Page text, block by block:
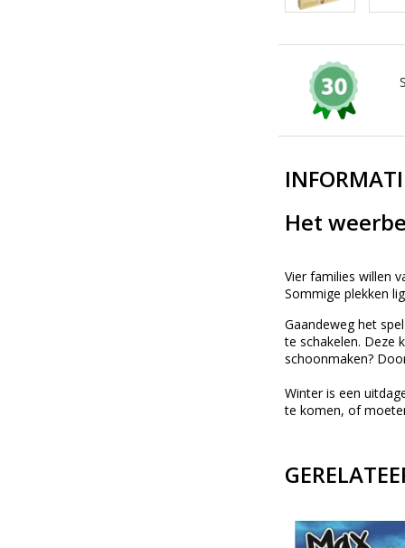
Het
Vier families willen
Sommige plekken
Gaandeweg het
te schakelen. Deze
schoonmaken?
Winter is een
te komen, of